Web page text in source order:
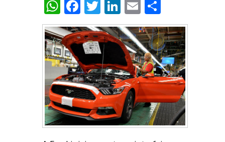
WhatsApp
Facebook
Twitter
LinkedIn
Email